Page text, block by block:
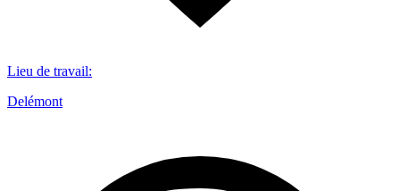
Lieu de travail:
Delémont